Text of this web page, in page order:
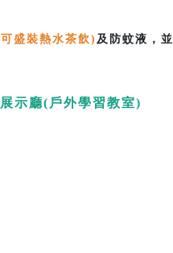
盛裝熱水茶飲) 及防蚊液，
示廳(戶外學習教室)